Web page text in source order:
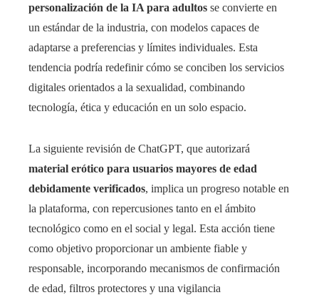
personalización de la IA para adultos se convierte en
un estándar de la industria, con modelos capaces de
adaptarse a preferencias y límites individuales. Esta
tendencia podría redefinir cómo se conciben los servicios
digitales orientados a la sexualidad, combinando
tecnología, ética y educación en un solo espacio.
La siguiente revisión de ChatGPT, que autorizará
material erótico para usuarios mayores de edad
debidamente verificados, implica un progreso notable en
la plataforma, con repercusiones tanto en el ámbito
tecnológico como en el social y legal. Esta acción tiene
como objetivo proporcionar un ambiente fiable y
responsable, incorporando mecanismos de confirmación
de edad, filtros protectores y una vigilancia